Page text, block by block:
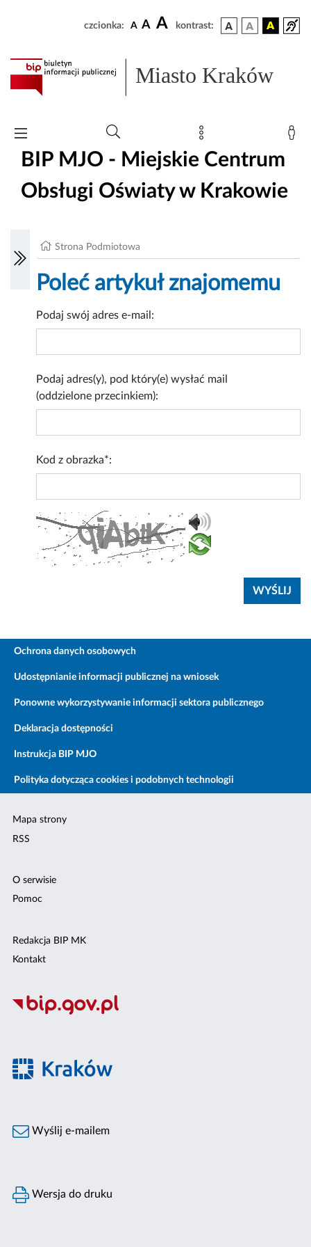
czcionka: A A A kontrast:
Miasto Kraków
BIP MJO - Miejskie Centrum
Obsługi Oświaty w Krakowie
Strona Podmiotowa
Poleć artykuł znajomemu
Podaj swój adres e-mail:
Podaj adres(y), pod który(e) wysłać mail
(oddzielone przecinkiem):
Kod z obrazka*:
Ochrona danych osobowych
Udostępnianie informacji publicznej na wniosek
Ponowne wykorzystywanie informacji sektora publicznego
Deklaracja dostępności
Instrukcja BIP MJO
Polityka dotycząca cookies i podobnych technologii
Mapa strony
RSS
O serwisie
Pomoc
Redakcja BIP MK
Kontakt
Wyślij e-mailem
Wersja do druku